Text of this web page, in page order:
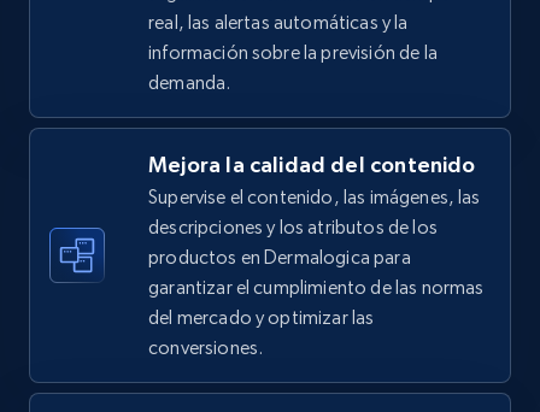
Amazon sellers info
Seller id, URL, Seller name, Description, Detailed
info, Stars, Feedbacks, Return policy, and more.
2.5K+
URL, Product id, Title, Seller name, Seller rating,
real, las alertas automáticas y la
información sobre la previsión de la
demanda.
Mejora la calidad del contenido
Supervise el contenido, las imágenes, las
descripciones y los atributos de los
productos en Dermalogica para
garantizar el cumplimiento de las normas
del mercado y optimizar las
conversiones.